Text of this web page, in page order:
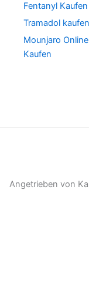
Fentanyl Kaufen
Tramadol kaufen
Mounjaro Online
Kaufen
Angetrieben von